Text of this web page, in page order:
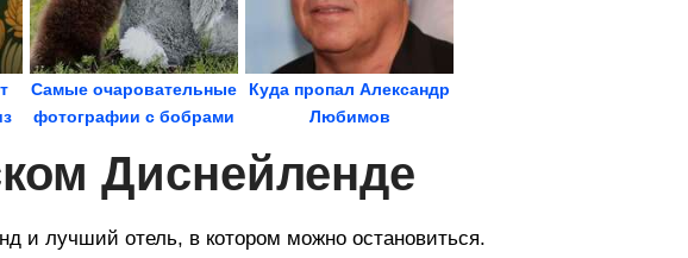
Самые очаровательные
фотографии с бобрами
Куда пропал Александр
Любимов
Диснейленде
и лучший отель, в котором можно остановиться.